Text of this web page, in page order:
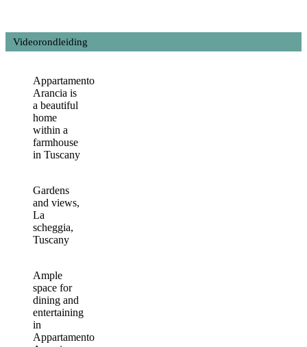
Videorondleiding
Appartamento
Arancia is
a beautiful
home
within a
farmhouse
in Tuscany
Gardens
and views,
La
scheggia,
Tuscany
Ample
space for
dining and
entertaining
in
Appartamento